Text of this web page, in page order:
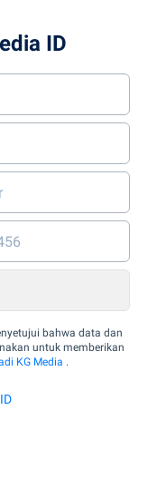
ID
bahwa data dan
untuk memberikan
KG Media .